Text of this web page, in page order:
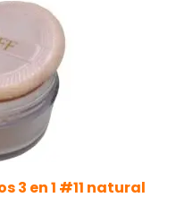
3 en 1 #11 natural